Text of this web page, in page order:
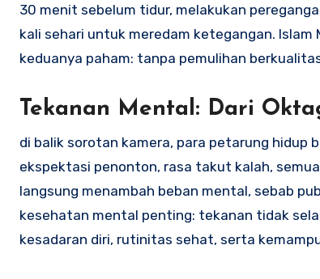
30 menit sebelum tidur, melakukan
kali sehari untuk meredam ketegangan. Islam
keduanya paham: tanpa pemulihan
Tekanan Mental: Dari
di balik sorotan kamera, para petarung hidup
ekspektasi penonton, rasa takut kalah,
langsung menambah beban mental, sebab
kesehatan mental penting: tekanan tidak
kesadaran diri, rutinitas sehat, serta